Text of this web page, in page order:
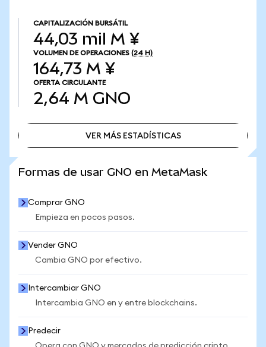
CAPITALIZACIÓN BURSÁTIL
44,03 mil M ¥
VOLUMEN DE OPERACIONES (24 H)
164,73 M ¥
OFERTA CIRCULANTE
2,64 M GNO
VER MÁS ESTADÍSTICAS
Formas de usar GNO en MetaMask
Comprar GNO
Empieza en pocos pasos.
Vender GNO
Cambia GNO por efectivo.
Intercambiar GNO
Intercambia GNO en y entre blockchains.
Predecir